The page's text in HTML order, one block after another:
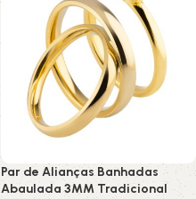
Par de Alianças Banhadas
Abaulada 3MM Tradicional